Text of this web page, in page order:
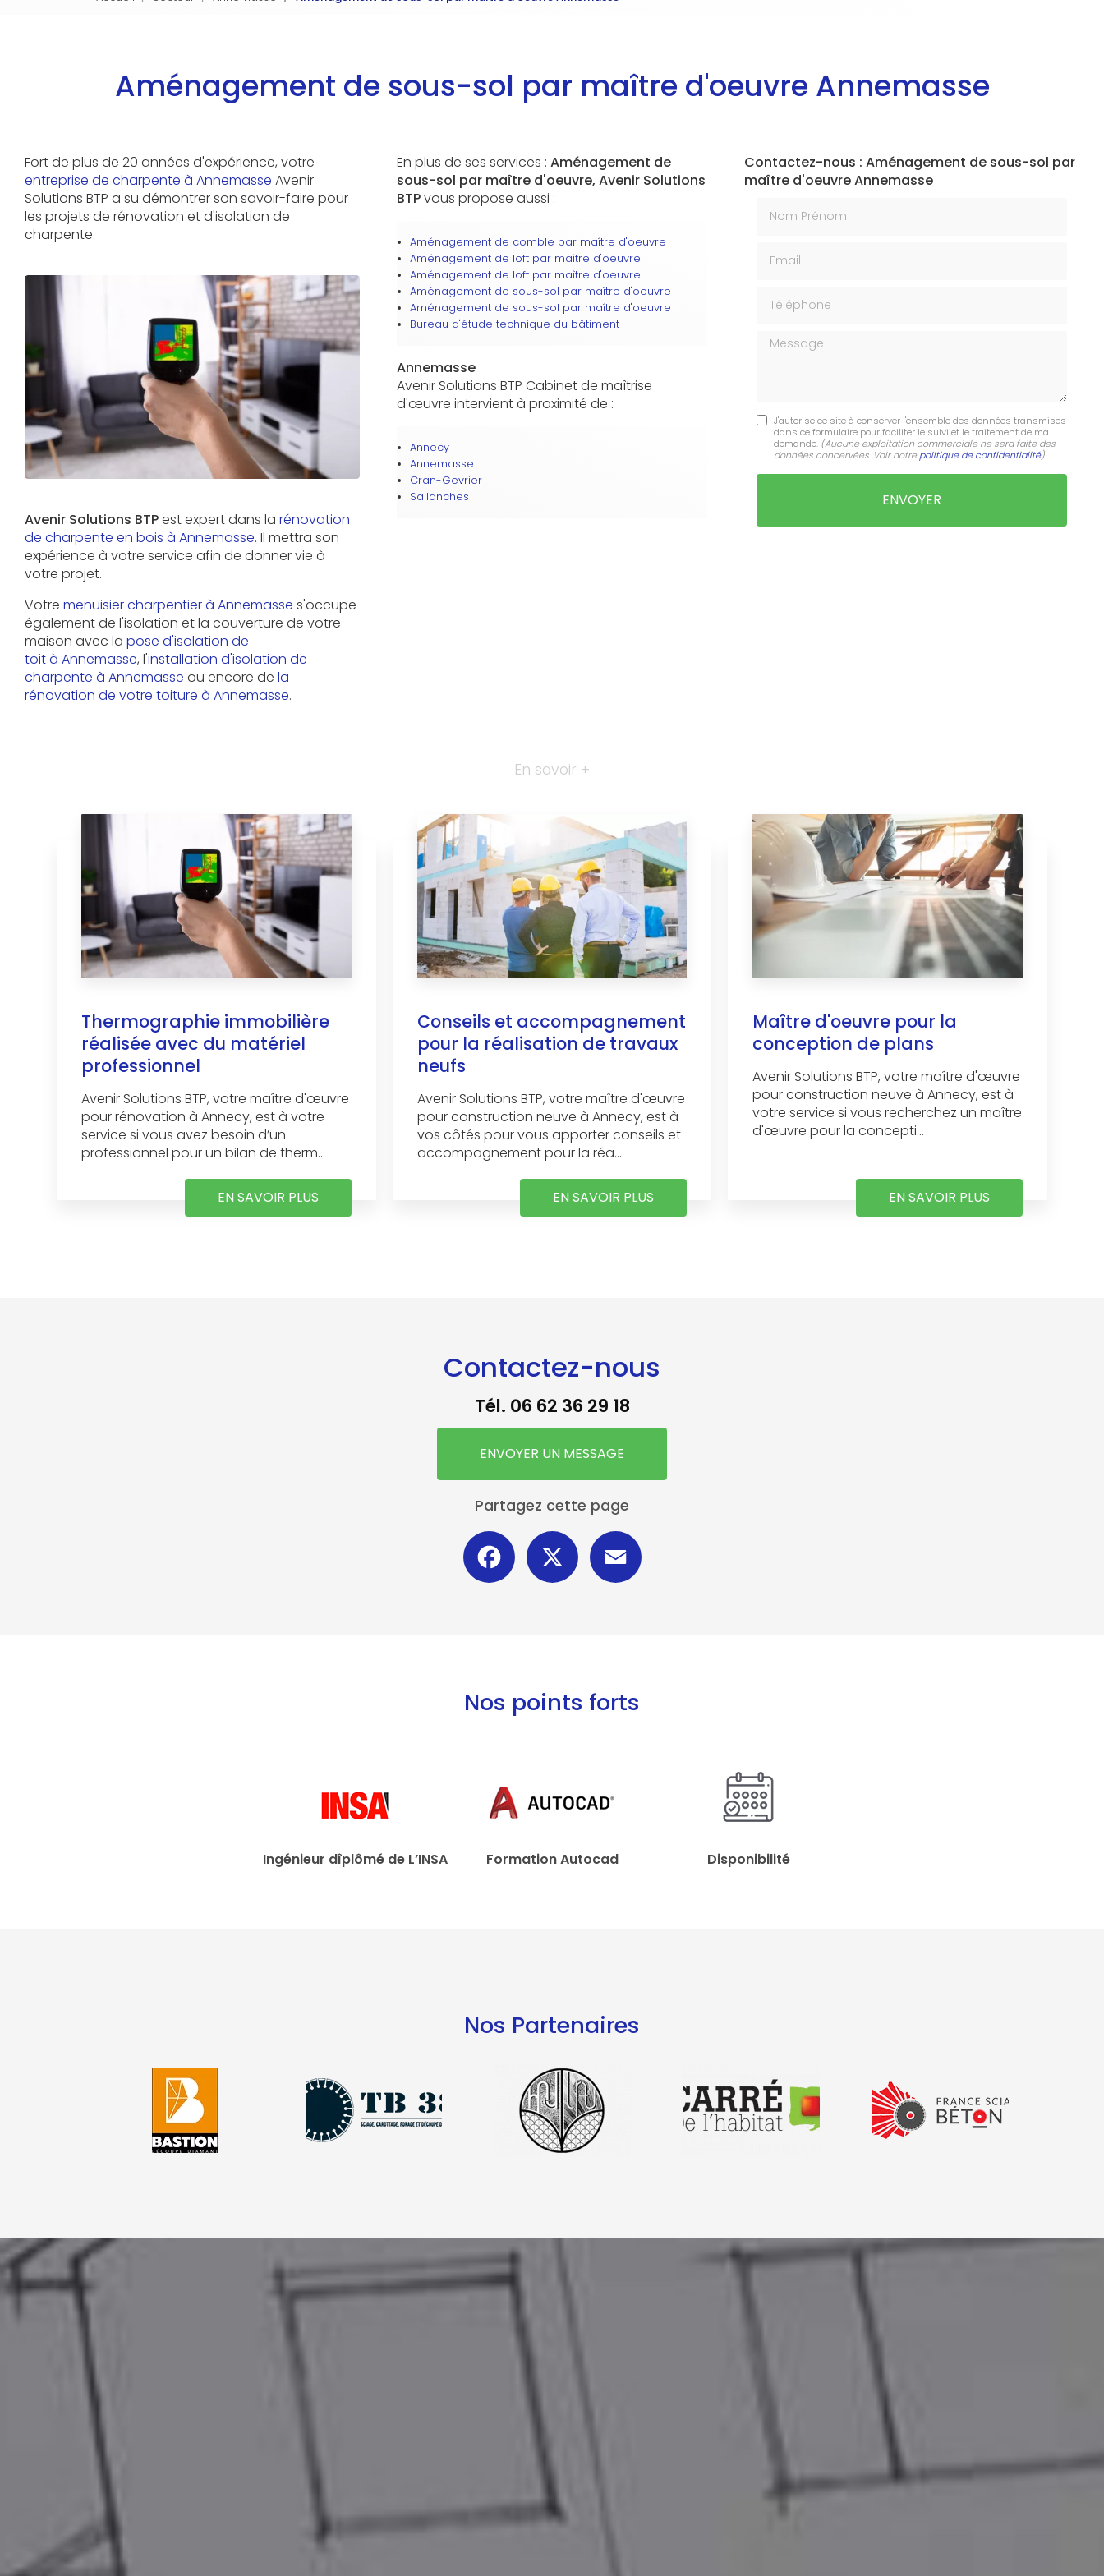
Aménagement de sous-sol par maître d'oeuvre Annemasse
Fort de plus de 20 années d'expérience, votre
entreprise de charpente à Annemasse Avenir
Solutions BTP a su démontrer son savoir-faire pour
les projets de rénovation et d'isolation de
charpente.
Avenir Solutions BTPest expert dans la rénovation
de charpente en bois à Annemasse. Il mettra son
expérience à votre service afin de donner vie à
votre projet.
Votre menuisier charpentier à Annemasse s'occupe
également de l'isolation et la couverture de votre
maison avec la pose d'isolation de
toit à Annemasse, l'installation d'isolation de
charpente à Annemasse ou encore de la
rénovation de votre toiture à Annemasse.
En plus de ses services : Aménagement de
sous-sol par maître d'oeuvre, Avenir Solutions
BTPvous propose aussi :
Aménagement de comble par maître d'oeuvre
Aménagement de loft par maître d'oeuvre
Aménagement de loft par maître d'oeuvre
Aménagement de sous-sol par maître d'oeuvre
Aménagement de sous-sol par maître d'oeuvre
Bureau d'étude technique du bâtiment
Annemasse
Avenir Solutions BTP Cabinet de maîtrise
d'œuvre intervient à proximité de :
Annecy
Annemasse
Cran-Gevrier
Sallanches
Contactez-nous : Aménagement de sous-sol par
maître d'oeuvre Annemasse
Message
J'autorise ce site à conserver l'ensemble des données transmises
dans ce formulaire pour faciliter le suivi et le traitement de ma
demande. (Aucune exploitation commerciale ne sera faite des
données concervées. Voir notre politique de confidentialité)
En savoir +
Thermographie immobilière
réalisée avec du matériel
professionnel
Avenir Solutions BTP, votre maître d'œuvre
pour rénovation à Annecy, est à votre
service si vous avez besoin d’un
professionnel pour un bilan de therm...
EN SAVOIR PLUS
Conseils et accompagnement
pour la réalisation de travaux
neufs
Avenir Solutions BTP, votre maître d'œuvre
pour construction neuve à Annecy, est à
vos côtés pour vous apporter conseils et
accompagnement pour la réa...
EN SAVOIR PLUS
Maître d'oeuvre pour la
conception de plans
Avenir Solutions BTP, votre maître d'œuvre
pour construction neuve à Annecy, est à
votre service si vous recherchez un maître
d'œuvre pour la concepti...
EN SAVOIR PLUS
Contactez-nous
Tél. 06 62 36 29 18
ENVOYER UN MESSAGE
Partagez cette page
Facebook
Nos points forts
Ingénieur dîplômé de L’INSA Formation Autocad Disponibilité
Nos Partenaires